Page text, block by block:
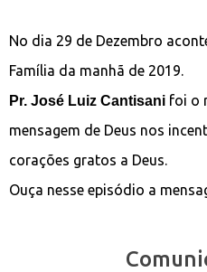
No dia 29 de Dezembro
Família da manhã de 2019.
Pr. José Luiz Cantisani foi o
mensagem de Deus nos
corações gratos a Deus.
Ouça nesse episódio a